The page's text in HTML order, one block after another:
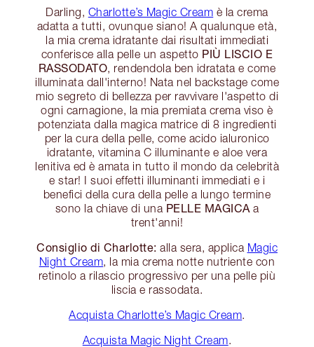
Darling, Charlotte’s Magic Cream è la crema
adatta a tutti, ovunque siano! A qualunque età,
la mia crema idratante dai risultati immediati
conferisce alla pelle un aspetto PIÙ LISCIO E
RASSODATO, rendendola ben idratata e come
illuminata dall'interno! Nata nel backstage come
mio segreto di bellezza per ravvivare l'aspetto di
ogni carnagione, la mia premiata crema viso è
potenziata dalla magica matrice di 8 ingredienti
per la cura della pelle, come acido ialuronico
idratante, vitamina C illuminante e aloe vera
lenitiva ed è amata in tutto il mondo da celebrità
e star! I suoi effetti illuminanti immediati e i
benefici della cura della pelle a lungo termine
sono la chiave di una PELLE MAGICA a
trent'anni!
Consiglio di Charlotte: alla sera, applica Magic
Night Cream, la mia crema notte nutriente con
retinolo a rilascio progressivo per una pelle più
liscia e rassodata.
Acquista Charlotte’s Magic Cream.
Acquista Magic Night Cream.